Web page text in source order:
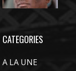
CATEGORIES
A LA UNE